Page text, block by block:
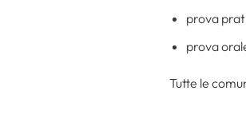
prova
prova
Tutte le